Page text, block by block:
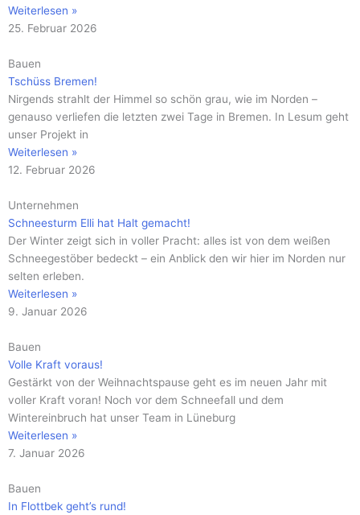
Weiterlesen »
25. Februar 2026
Bauen
Tschüss Bremen!
Nirgends strahlt der Himmel so schön grau, wie im Norden –
genauso verliefen die letzten zwei Tage in Bremen. In Lesum geht
unser Projekt in
Weiterlesen »
12. Februar 2026
Unternehmen
Schneesturm Elli hat Halt gemacht!
Der Winter zeigt sich in voller Pracht: alles ist von dem weißen
Schneegestöber bedeckt – ein Anblick den wir hier im Norden nur
selten erleben.
Weiterlesen »
9. Januar 2026
Bauen
Volle Kraft voraus!
Gestärkt von der Weihnachtspause geht es im neuen Jahr mit
voller Kraft voran! Noch vor dem Schneefall und dem
Wintereinbruch hat unser Team in Lüneburg
Weiterlesen »
7. Januar 2026
Bauen
In Flottbek geht’s rund!